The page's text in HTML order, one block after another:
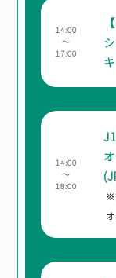
14:00
～
17:00
14:00
～
18:00
※